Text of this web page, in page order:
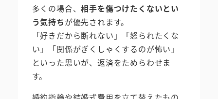
多くの場合、相手を傷つけたくないとい
う気持ちが優先されます。
「好きだから断れない」「怒られたくな
い」「関係がぎくしゃくするのが怖い」
といった思いが、返済をためらわせま
す。